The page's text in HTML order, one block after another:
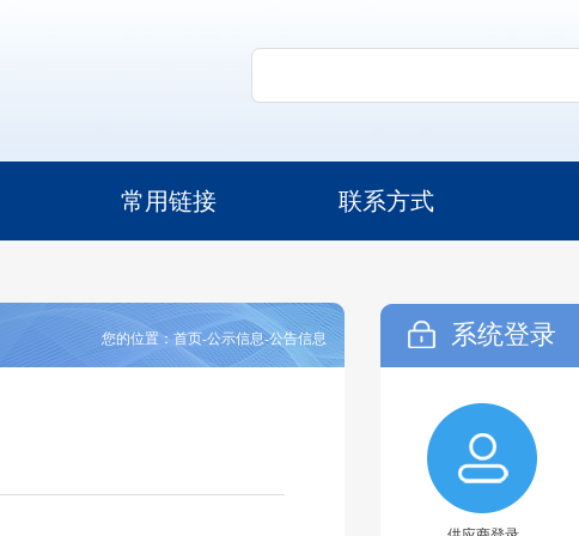
常用链接 联系方式
您的位置：首页-公示信息-公告信息 系统登录